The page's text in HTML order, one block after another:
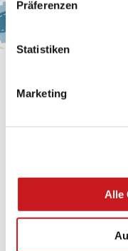
Impressum.
Präferenzen
Statistiken
Marketing
Alle
Eine